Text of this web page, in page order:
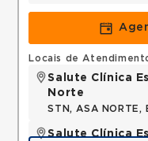
Locais de
Salute Clínica
Norte
STN, ASA
Salute Clínica